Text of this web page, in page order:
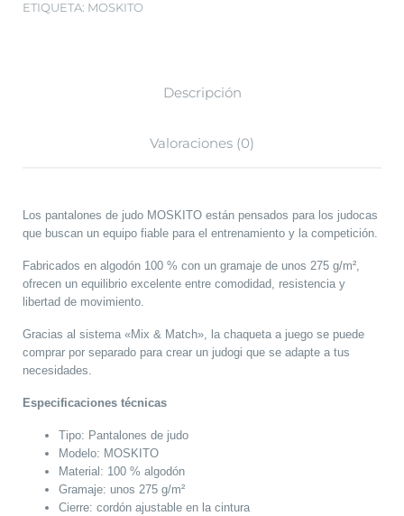
ETIQUETA: MOSKITO
Descripción
Valoraciones (0)
Los pantalones de judo MOSKITO están pensados para los judocas
que buscan un equipo fiable para el entrenamiento y la competición.
Fabricados en algodón 100 % con un gramaje de unos 275 g/m²,
ofrecen un equilibrio excelente entre comodidad, resistencia y
libertad de movimiento.
Gracias al sistema «Mix & Match», la chaqueta a juego se puede
comprar por separado para crear un judogi que se adapte a tus
necesidades.
Especificaciones técnicas
Tipo: Pantalones de judo
Modelo: MOSKITO
Material: 100 % algodón
Gramaje: unos 275 g/m²
Cierre: cordón ajustable en la cintura